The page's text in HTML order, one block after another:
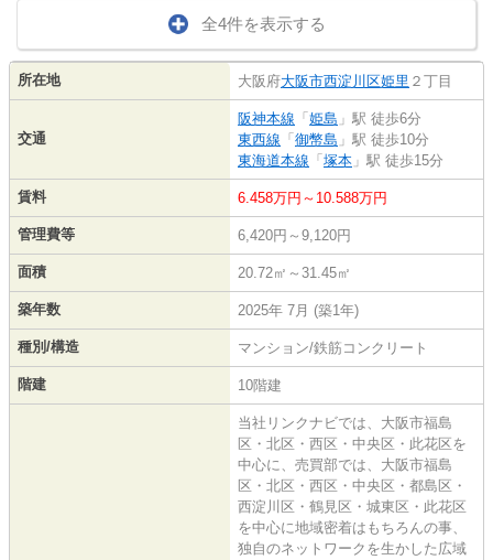
全4件を表示する
所在地 大阪府大阪市西淀川区姫里 ２丁目
交通
阪神本線 「 姫島 」駅 徒歩6分
東西線 「 御幣島 」駅 徒歩10分
東海道本線 「 塚本 」駅 徒歩15分
賃料 6.458万円～10.588万円
管理費等 6,420円～9,120円
面積 20.72㎡～31.45㎡
築年数 2025年 7月 (築1年)
種別/構造 マンション/鉄筋コンクリート
階建 10階建
当社リンクナビでは、大阪市福島
区・北区・西区・中央区・此花区を
中心に、売買部では、大阪市福島
区・北区・西区・中央区・都島区・
西淀川区・鶴見区・城東区・此花区
を中心に地域密着はもちろんの事、
独自のネットワークを生かした広域